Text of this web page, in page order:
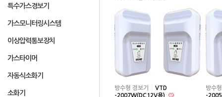
특수가스경보기
가스모니터링시스템
이상압력통보장치
가스타이머
자동식소화기
소화기
방수형 경보기
VTD
-2007W(DC12V용)
방수
-